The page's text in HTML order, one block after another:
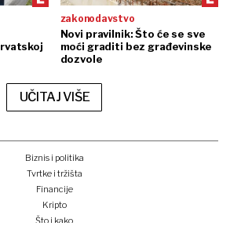
zakonodavstvo
Novi pravilnik: Što će se sve
moći graditi bez građevinske
dozvole
UČITAJ VIŠE
Biznis i politika
Tvrtke i tržišta
Financije
Kripto
Što i kako